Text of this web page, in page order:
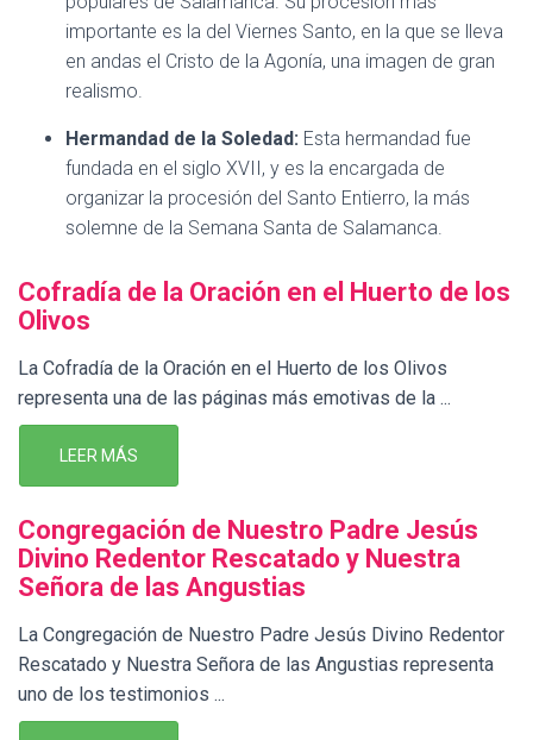
importante es la del Viernes Santo, en la que se lleva
en andas el Cristo de la Agonía, una imagen de gran
realismo.
Hermandad de la Soledad: Esta hermandad fue
fundada en el siglo XVII, y es la encargada de
organizar la procesión del Santo Entierro, la más
solemne de la Semana Santa de Salamanca.
Cofradía de la Oración en el Huerto de los
Olivos
La Cofradía de la Oración en el Huerto de los Olivos
representa una de las páginas más emotivas de la ...
LEER MÁS
Congregación de Nuestro Padre Jesús
Divino Redentor Rescatado y Nuestra
Señora de las Angustias
La Congregación de Nuestro Padre Jesús Divino Redentor
Rescatado y Nuestra Señora de las Angustias representa
uno de los testimonios ...